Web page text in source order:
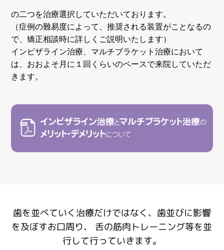
の二つを治療選択していただいております。
（症例の難易度によって、推奨される装置がことなるの
で、矯正相談時に詳しくご説明いたします）
インビザライン治療、マルチブラケット治療において
は、おおよそ月に１回くらいのペースで来院していただ
きます。
歯を並べていく治療だけではなく、歯並びに影響
を及ぼすお口周り、 舌の筋肉トレーニング等を並
行して行っていきます。